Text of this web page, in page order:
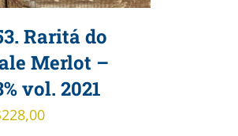
Raritá do
Merlot –
vol. 2021
228,00